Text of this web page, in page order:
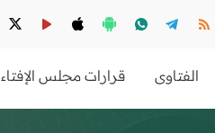
الفتاوى قرارات مجلس الإفتاء